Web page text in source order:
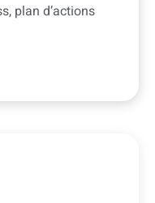
plan d’actions